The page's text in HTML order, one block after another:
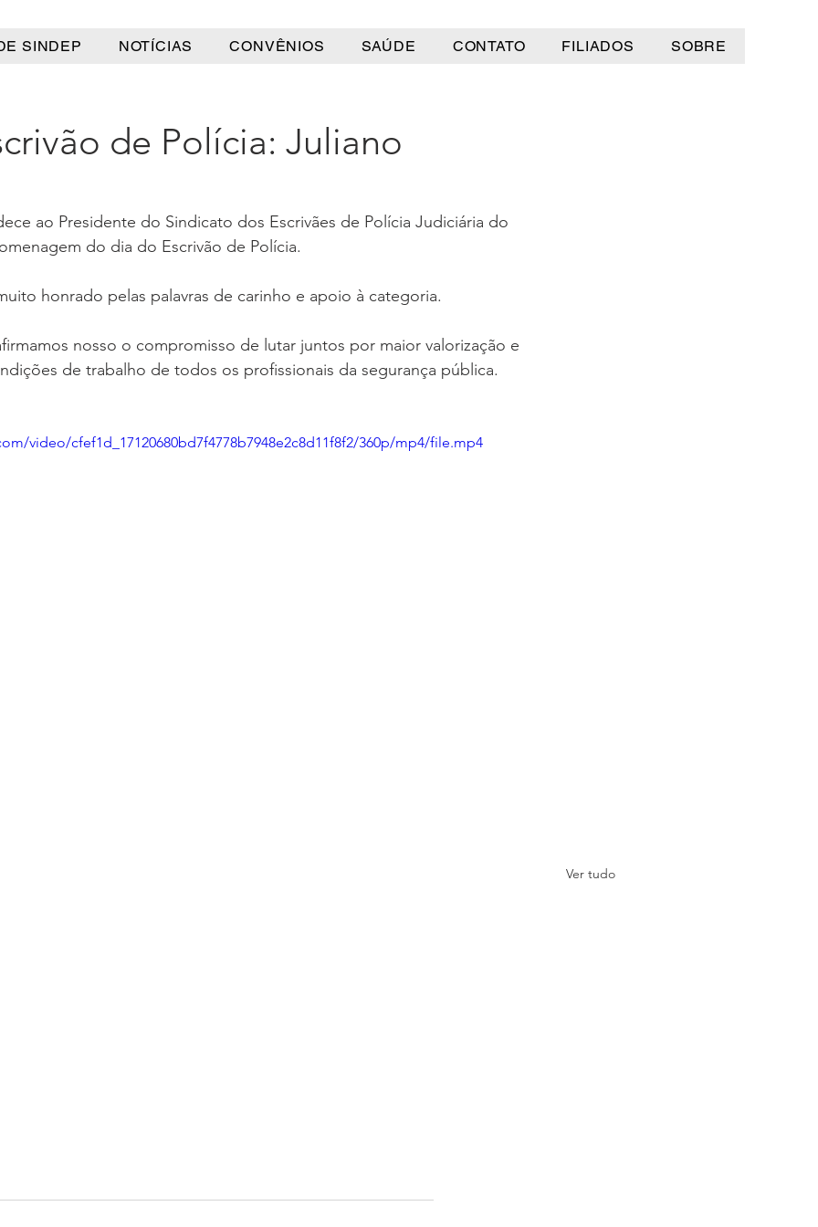
SINDEP NOTÍCIAS CONVÊNIOS SAÚDE CONTATO FILIADOS SOBRE
de Polícia: Juliano
ao Presidente do Sindicato dos Escrivães de Polícia Judiciária do
do dia do Escrivão de Polícia.
honrado pelas palavras de carinho e apoio à categoria.
nosso o compromisso de lutar juntos por maior valorização e
de trabalho de todos os profissionais da segurança pública.
video/cfef1d_17120680bd7f4778b7948e2c8d11f8f2/360p/mp4/file.mp4
Ver tudo